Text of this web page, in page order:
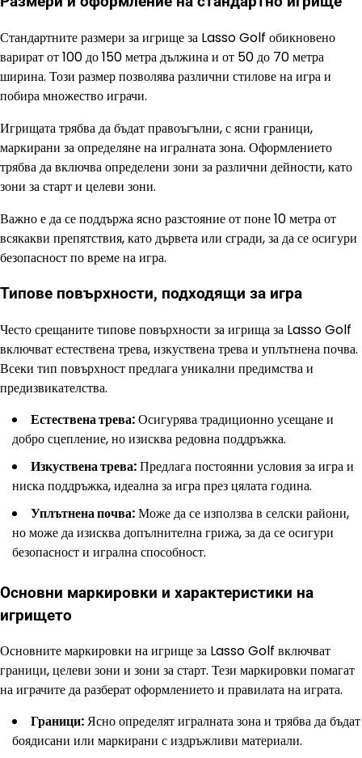
Стандартните размери за игрище за Lasso Golf обикновено
варират от 100 до 150 метра дължина и от 50 до 70 метра
ширина. Този размер позволява различни стилове на игра и
побира множество играчи.
Игрищата трябва да бъдат правоъгълни, с ясни граници,
маркирани за определяне на игралната зона. Оформлението
трябва да включва определени зони за различни дейности, като
зони за старт и целеви зони.
Важно е да се поддържа ясно разстояние от поне 10 метра от
всякакви препятствия, като дървета или сгради, за да се осигури
безопасност по време на игра.
Типове повърхности, подходящи за игра
Често срещаните типове повърхности за игрища за Lasso Golf
включват естествена трева, изкуствена трева и уплътнена почва.
Всеки тип повърхност предлага уникални предимства и
предизвикателства.
Естествена трева:Осигурява традиционно усещане и
добро сцепление, но изисква редовна поддръжка.
Изкуствена трева:Предлага постоянни условия за игра и
ниска поддръжка, идеална за игра през цялата година.
Уплътнена почва:Може да се използва в селски райони,
но може да изисква допълнителна грижа, за да се осигури
безопасност и игрална способност.
Основни маркировки и характеристики на
игрището
Основните маркировки на игрище за Lasso Golf включват
граници, целеви зони и зони за старт. Тези маркировки помагат
на играчите да разберат оформлението и правилата на играта.
Граници:Ясно определят игралната зона и трябва да бъдат
боядисани или маркирани с издръжливи материали.